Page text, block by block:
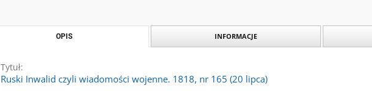
OPIS INFORMACJE
Tytuł:
Ruski Inwalid czyli wiadomości wojenne. 1818, nr 165 (20 lipca)